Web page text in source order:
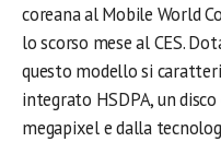
coreana al Mobile World
lo scorso mese al CES.
questo modello si
integrato HSDPA, un disco
megapixel e dalla